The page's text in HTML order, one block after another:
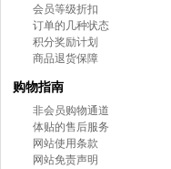
会员等级折扣
订单的几种状态
积分奖励计划
商品退货保障
购物指南
非会员购物通道
体贴的售后服务
网站使用条款
网站免责声明